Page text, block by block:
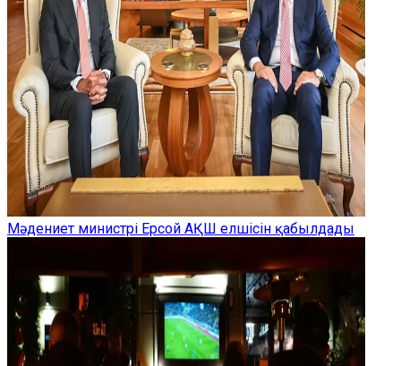
Мәдениет министрі Ерсой АҚШ елшісін қабылдады